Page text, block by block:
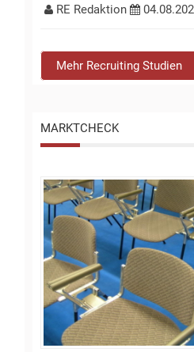
RE Redaktion
Mehr Recruiting Studien
MARKTCHECK